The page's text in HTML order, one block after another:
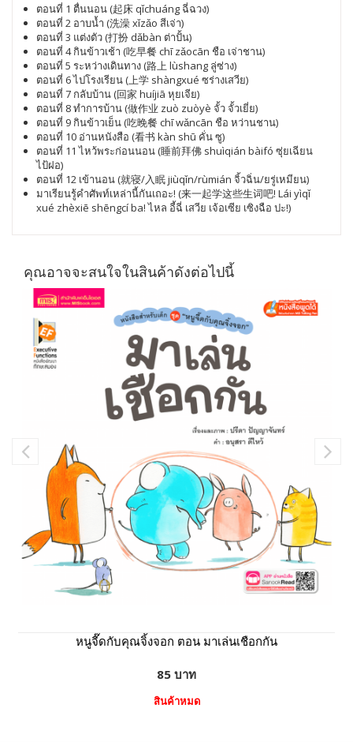
ตอนที่ 1 ตื่นนอน (起床 qǐchuáng ฉี่ฉวง)
ตอนที่ 2 อาบน้ำ (洗澡 xǐzǎo สีเจ่า)
ตอนที่ 3 แต่งตัว (打扮 dǎbàn ต่าปั้น)
ตอนที่ 4 กินข้าวเช้า (吃早餐 chī zǎocān ชือ เจ่าชาน)
ตอนที่ 5 ระหว่างเดินทาง (路上 lùshang ลู่ซ่าง)
ตอนที่ 6 ไปโรงเรียน (上学 shàngxué ซร่างเสวีย)
ตอนที่ 7 กลับบ้าน (回家 huíjiā หุยเจีย)
ตอนที่ 8 ทำการบ้าน (做作业 zuò zuòyè จั้ว จั้วเยี่ย)
ตอนที่ 9 กินข้าวเย็น (吃晚餐 chī wǎncān ชือ หว่านชาน)
ตอนที่ 10 อ่านหนังสือ (看书 kàn shū คั่น ซู)
ตอนที่ 11 ไหว้พระก่อนนอน (睡前拜佛 shuìqián bàifó ซุ่ยเฉียน
ไป้ฝอ)
ตอนที่ 12 เข้านอน (就寝/入眠 jiùqǐn/rùmián จิ้วฉิ่น/ยรู่เหมียน)
มาเรียนรู้คำศัพท์เหล่านี้กันเถอะ! (来一起学这些生词吧! Lái yìqǐ
xué zhèxiē shēngcí ba! ไหล อี้ฉี่ เสวีย เจ้อเซีย เซิงฉือ ปะ!)
คุณอาจจะสนใจในสินค้าดังต่อไปนี้
หนูจี๊ดกับคุณจิ้งจอก ตอน มาเล่นเชือกกัน
85 บาท
สินค้าหมด